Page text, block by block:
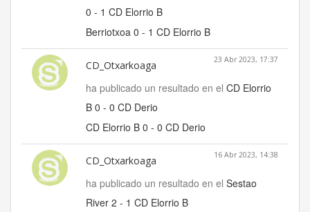
0 - 1 CD Elorrio B
Berriotxoa 0 - 1 CD Elorrio B
CD_Otxarkoaga 23 Abr 2023, 17:37
ha publicado un resultado en el CD Elorrio
B 0 - 0 CD Derio
CD Elorrio B 0 - 0 CD Derio
CD_Otxarkoaga 16 Abr 2023, 14:38
ha publicado un resultado en el Sestao
River 2 - 1 CD Elorrio B